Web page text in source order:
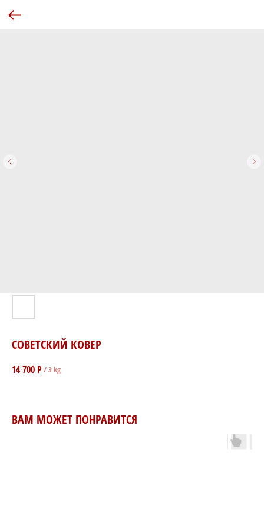
СОВЕТСКИЙ КОВЕР
14 700 Р/3 kg
ВАМ МОЖЕТ ПОНРАВИТСЯ